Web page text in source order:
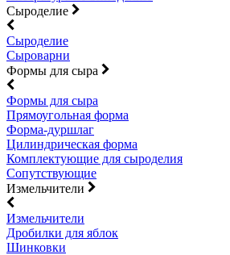
Сыроделие
Сыроделие
Сыроварни
Формы для сыра
Формы для сыра
Прямоугольная форма
Форма-дуршлаг
Цилиндрическая форма
Комплектующие для сыроделия
Сопутствующие
Измельчители
Измельчители
Дробилки для яблок
Шинковки